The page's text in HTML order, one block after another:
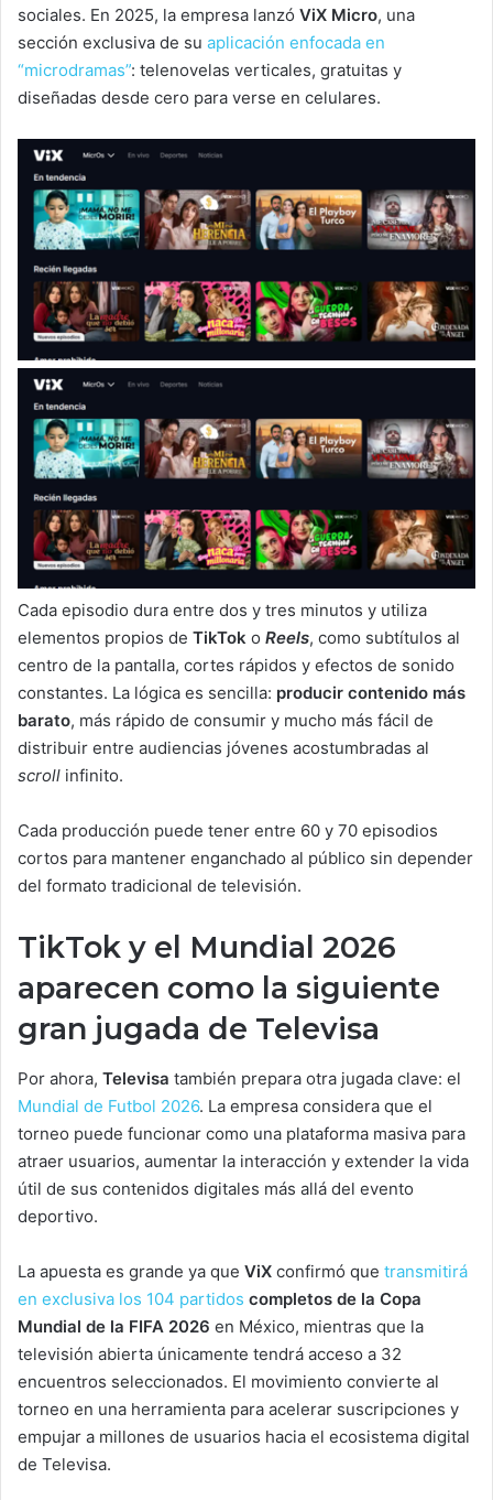
sociales. En 2025, la empresa lanzó ViX Micro, una
sección exclusiva de su aplicación enfocada en
“microdramas”: telenovelas verticales, gratuitas y
diseñadas desde cero para verse en celulares.
Cada episodio dura entre dos y tres minutos y utiliza
elementos propios de TikTok o Reels, como subtítulos al
centro de la pantalla, cortes rápidos y efectos de sonido
constantes. La lógica es sencilla: producir contenido más
barato, más rápido de consumir y mucho más fácil de
distribuir entre audiencias jóvenes acostumbradas al
scroll infinito.
Cada producción puede tener entre 60 y 70 episodios
cortos para mantener enganchado al público sin depender
del formato tradicional de televisión.
TikTok y el Mundial 2026
aparecen como la siguiente
gran jugada de Televisa
Por ahora, Televisa también prepara otra jugada clave: el
Mundial de Futbol 2026. La empresa considera que el
torneo puede funcionar como una plataforma masiva para
atraer usuarios, aumentar la interacción y extender la vida
útil de sus contenidos digitales más allá del evento
deportivo.
La apuesta es grande ya que ViX confirmó que transmitirá
en exclusiva los 104 partidos completos de la Copa
Mundial de la FIFA 2026 en México, mientras que la
televisión abierta únicamente tendrá acceso a 32
encuentros seleccionados. El movimiento convierte al
torneo en una herramienta para acelerar suscripciones y
empujar a millones de usuarios hacia el ecosistema digital
de Televisa.